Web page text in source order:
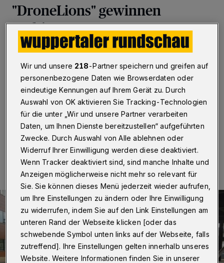
"DroneLions" gewinnen
MultiCopter-Cup
Wuppertal·Eine Gruppe Maschinenbau-Studierender
um Prof. Dr.-Ing. Peter Gust, Fakultät für
Maschinenbau und Sicherheitstechnik der Bergischen
Universität Wuppertal, hat am MultiCopter-Cup des
Vereins Deutscher Ingenieure (VDI) in Hannover
teilgenommen und den ersten Platz belegt.
Wir und unsere 218-Partner speichern und greifen auf
personenbezogene Daten wie Browserdaten oder
eindeutige Kennungen auf Ihrem Gerät zu. Durch
Auswahl von OK aktivieren Sie Tracking-Technologien
für die unter „Wir und unsere Partner verarbeiten
Daten, um Ihnen Dienste bereitzustellen“ aufgeführten
Zwecke. Durch Auswahl von Alle ablehnen oder
Widerruf Ihrer Einwilligung werden diese deaktiviert.
Wenn Tracker deaktiviert sind, sind manche Inhalte und
Anzeigen möglicherweise nicht mehr so relevant für
Sie. Sie können dieses Menü jederzeit wieder aufrufen,
um Ihre Einstellungen zu ändern oder Ihre Einwilligung
zu widerrufen, indem Sie auf den Link Einstellungen am
unteren Rand der Webseite klicken [oder das
schwebende Symbol unten links auf der Webseite, falls
zutreffend]. Ihre Einstellungen gelten innerhalb unseres
Website. Weitere Informationen finden Sie in unserer